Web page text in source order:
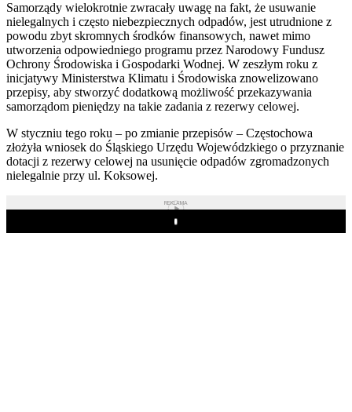
Samorządy wielokrotnie zwracały uwagę na fakt, że usuwanie
nielegalnych i często niebezpiecznych odpadów, jest utrudnione z
powodu zbyt skromnych środków finansowych, nawet mimo
utworzenia odpowiedniego programu przez Narodowy Fundusz
Ochrony Środowiska i Gospodarki Wodnej. W zeszłym roku z
inicjatywy Ministerstwa Klimatu i Środowiska znowelizowano
przepisy, aby stworzyć dodatkową możliwość przekazywania
samorządom pieniędzy na takie zadania z rezerwy celowej.
W styczniu tego roku – po zmianie przepisów – Częstochowa
złożyła wniosek do Śląskiego Urzędu Wojewódzkiego o przyznanie
dotacji z rezerwy celowej na usunięcie odpadów zgromadzonych
nielegalnie przy ul. Koksowej.
REKLAMA
Play